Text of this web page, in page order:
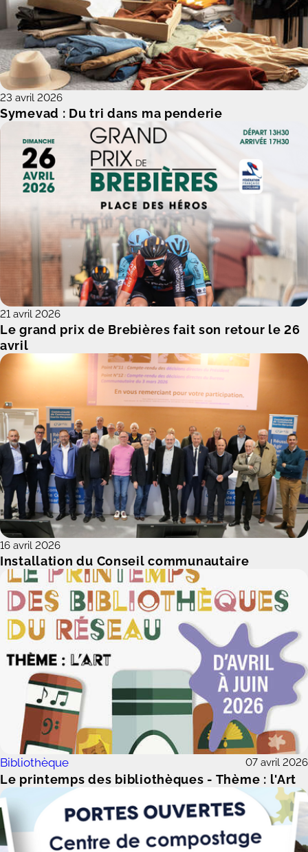
Symevad : Du tri dans ma penderie
23 avril 2026
Le grand prix de Brebières fait son retour le 26
avril
21 avril 2026
Installation du Conseil communautaire
16 avril 2026
Le printemps des bibliothèques - Thème : l'Art
Bibliothèque 07 avril 2026